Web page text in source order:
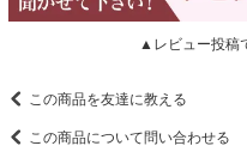
▲レビュー投稿
この商品を友達に教える
この商品について問い合わせる